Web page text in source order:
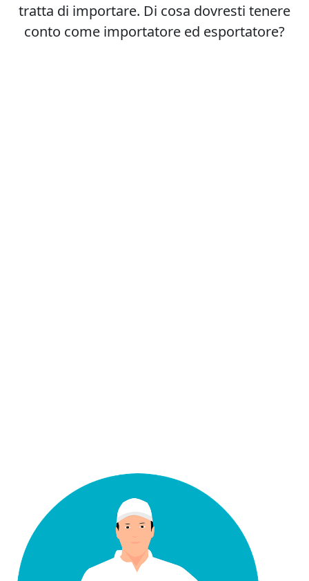
tratta di importare. Di cosa dovresti tenere
conto come importatore ed esportatore?